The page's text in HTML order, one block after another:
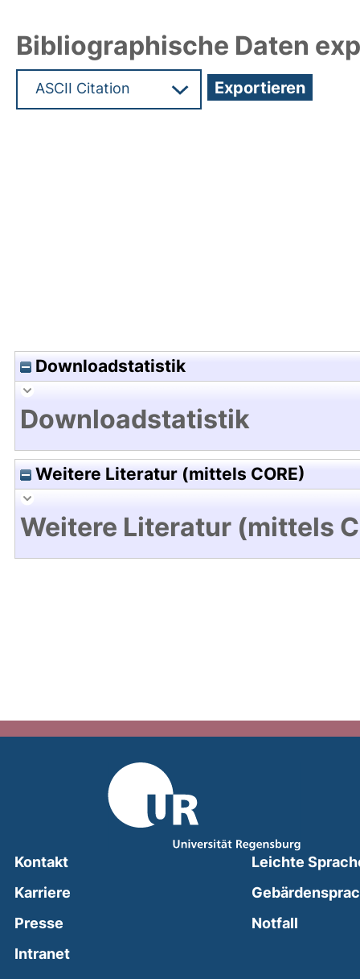
Bibliographische Daten
Downloadstatistik
Downloadstatistik
Weitere Literatur (mittels CORE)
Weitere Literatur (mittels
Kontakt
Karriere
Presse
Intranet(external link, opens in a new window)
Leichte
Notfall